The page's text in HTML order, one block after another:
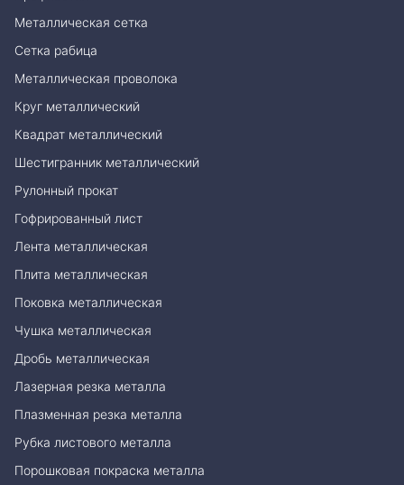
Металлическая сетка
Сетка рабица
Металлическая проволока
Круг металлический
Квадрат металлический
Шестигранник металлический
Рулонный прокат
Гофрированный лист
Лента металлическая
Плита металлическая
Поковка металлическая
Чушка металлическая
Дробь металлическая
Лазерная резка металла
Плазменная резка металла
Рубка листового металла
Порошковая покраска металла